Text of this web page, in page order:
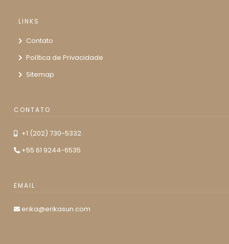
LINKS
Contato
Política de Privacidade
Sitemap
CONTATO
+1 (202) 730-5332
+55 61 9244-6535
EMAIL
erika@erikasun.com